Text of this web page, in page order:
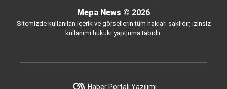
Mepa News © 2026
Sitemizde kullanılan içerik ve görsellerin tüm hakları saklıdır, izinsiz
kullanımı hukuki yaptırıma tabidir.
Haber Portalı Yazılımı